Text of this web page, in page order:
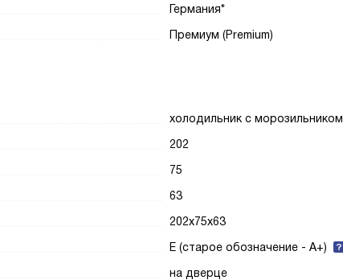
Германия*
Премиум (Premium)
холодильник с морозильником
202
75
63
202x75x63
E (старое обозначение - A+)
на дверце